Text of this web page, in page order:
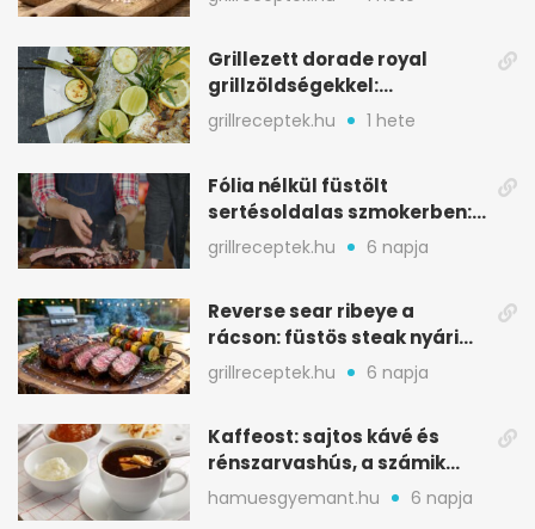
Grillezett dorade royal
grillzöldségekkel:
mediterrán ízek a rostélyról
grillreceptek.hu 1 hete
Fólia nélkül füstölt
sertésoldalas szmokerben:
ropogós bark, 6 óra
grillreceptek.hu 6 napja
Reverse sear ribeye a
rácson: füstös steak nyári
tökkebabbal
grillreceptek.hu 6 napja
Kaffeost: sajtos kávé és
rénszarvashús, a számik
melegítő itala
hamuesgyemant.hu 6 napja